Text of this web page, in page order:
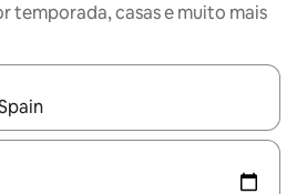
temporada, casas e muito mais
estiverem disponíveis, explore-os